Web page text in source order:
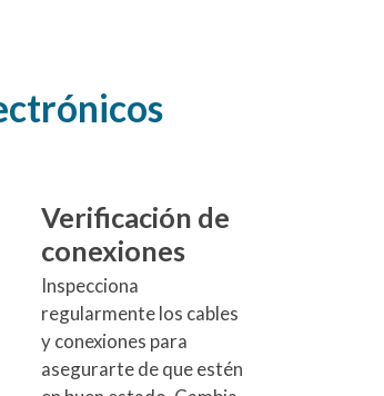
Verificación de
conexiones
Inspecciona
regularmente los cables
y conexiones para
asegurarte de que estén